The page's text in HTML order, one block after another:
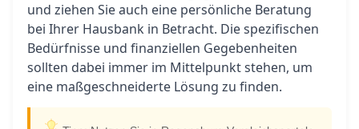
und ziehen Sie auch eine persönliche Beratung
bei Ihrer Hausbank in Betracht. Die spezifischen
Bedürfnisse und finanziellen Gegebenheiten
sollten dabei immer im Mittelpunkt stehen, um
eine maßgeschneiderte Lösung zu finden.